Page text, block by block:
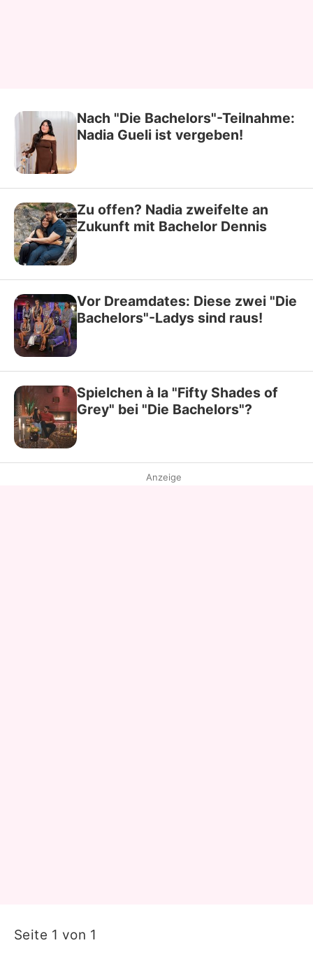
Nach "Die Bachelors"-Teilnahme:
Nadia Gueli ist vergeben!
Zu offen? Nadia zweifelte an
Zukunft mit Bachelor Dennis
Vor Dreamdates: Diese zwei "Die
Bachelors"-Ladys sind raus!
Spielchen à la "Fifty Shades of
Grey" bei "Die Bachelors"?
Anzeige
Seite 1 von 1